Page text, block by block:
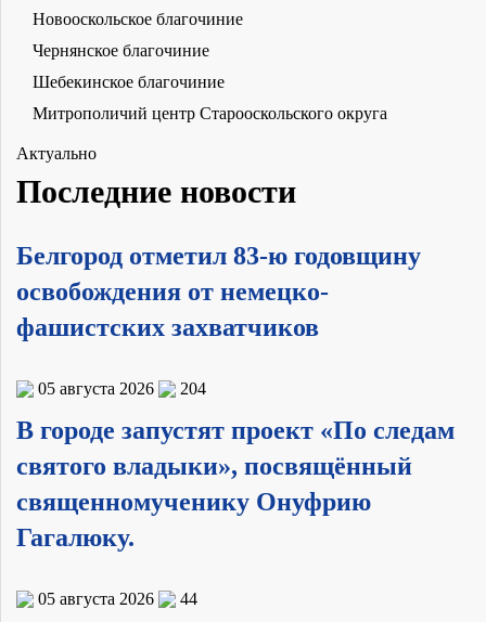
Новооскольское благочиние
Чернянское благочиние
Шебекинское благочиние
Митрополичий центр Старооскольского округа
Актуально
Последние новости
Белгород отметил 83-ю годовщину
освобождения от немецко-
фашистских захватчиков
05 августа 2026 204
В городе запустят проект «По следам
святого владыки», посвящённый
священномученику Онуфрию
Гагалюку.
05 августа 2026 44